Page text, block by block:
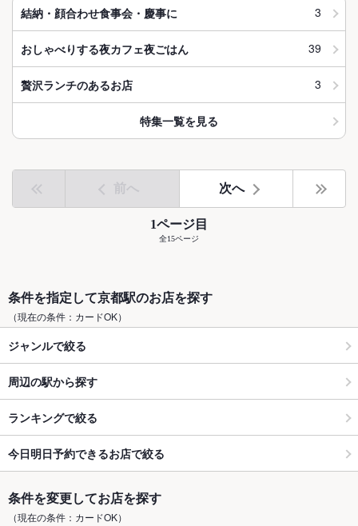
結納・顔合わせ食事会・慶事に 3
おしゃべりする夜カフェ夜ごはん 39
贅沢ランチのあるお店 3
特集一覧を見る
前へ 次へ
1ページ目
全15ページ
条件を指定して京都駅のお店を探す
（現在の条件：カードOK）
ジャンルで絞る
周辺の駅から探す
ランキングで絞る
今日明日予約できるお店で絞る
条件を変更してお店を探す
（現在の条件：カードOK）